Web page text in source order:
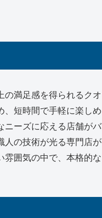
の満足感を得られるクオ
、短時間で手軽に楽しめ
ニーズに応える店舗がバ
人の技術が光る専門店が
雰囲気の中で、本格的な